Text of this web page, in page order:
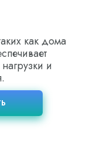
как дома
и